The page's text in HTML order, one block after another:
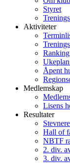
Styret
Aktiviteter
Åpent
Medlemskap
Lisens
Resultater
Hall of
NBTF
2. div.
3. div.